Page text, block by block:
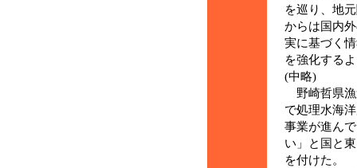
を巡り、地
からは国内
実に基づく
を強化する
(中略)
野崎哲県漁
で処理水海
事業が進ん
い」と国と
を付けた